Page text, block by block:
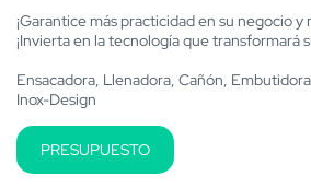
¡Garantice más practicidad en su negocio y
¡Invierta en la tecnología que transformará
Ensacadora, Llenadora, Cañón,
Inox-Design
PRESUPUESTO